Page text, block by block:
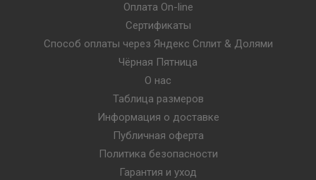
Оплата On-line
Сертификаты
Способ оплаты через Яндекс Сплит & Долями
Чёрная Пятница
О нас
Таблица размеров
Информация о доставке
Публичная оферта
Политика безопасности
Гарантия и уход